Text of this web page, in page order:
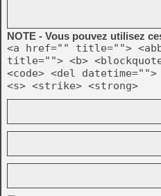
NOTE - Vous pouvez utilisez
<a href="" title="">
title=""> <b>
<code> <del
<s> <strike> <strong>